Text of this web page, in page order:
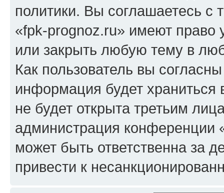
политики. Вы соглашаетесь
«fpk-prognoz.ru» имеют право
или закрыть любую тему в
Как пользователь вы
информация будет
не будет открыта третьим
администрация конференции
может быть ответственна за
привести к